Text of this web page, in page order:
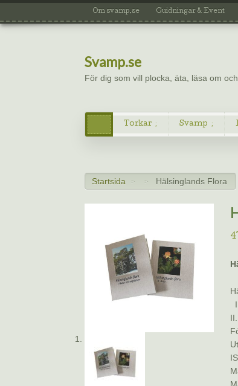
Om svamp.se Guidningar & Event
Svamp.se
För dig som vill plocka, äta, läsa om
Torkar Svamp
Startsida > > Hälsinglands Flora